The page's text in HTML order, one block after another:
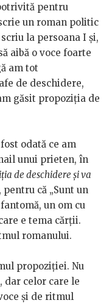
pentru
un roman politic
la persoana I și,
aibă o voce foarte
am tot
de deschidere,
găsit propoziția de
odată ce am
unui prieten, în
de deschidere și va
pentru că „Sunt un
un om cu
e tema cărții.
romanului.
propoziției. Nu
celor care le
și de ritmul